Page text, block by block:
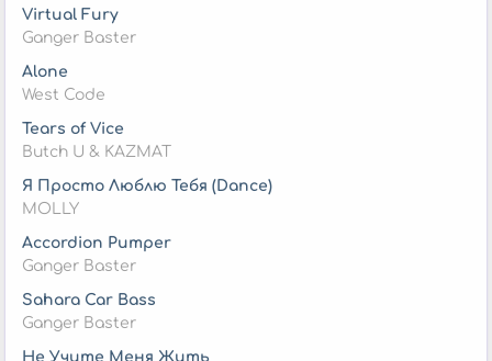
Virtual Fury
Ganger Baster
Alone
West Code
Tears of Vice
Butch U & KAZMAT
Я Просто Люблю Тебя (Dance)
MOLLY
Accordion Pumper
Ganger Baster
Sahara Car Bass
Ganger Baster
Не Учите Меня Жить